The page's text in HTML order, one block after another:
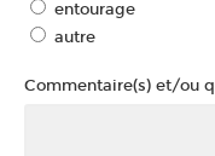
entourage
autre
Commentaire(s) et/ou